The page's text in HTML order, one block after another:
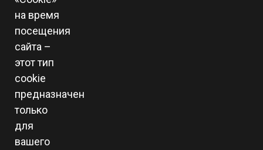
на время
посещения
сайта –
этот тип
cookie
предназначен
только
для
вашего